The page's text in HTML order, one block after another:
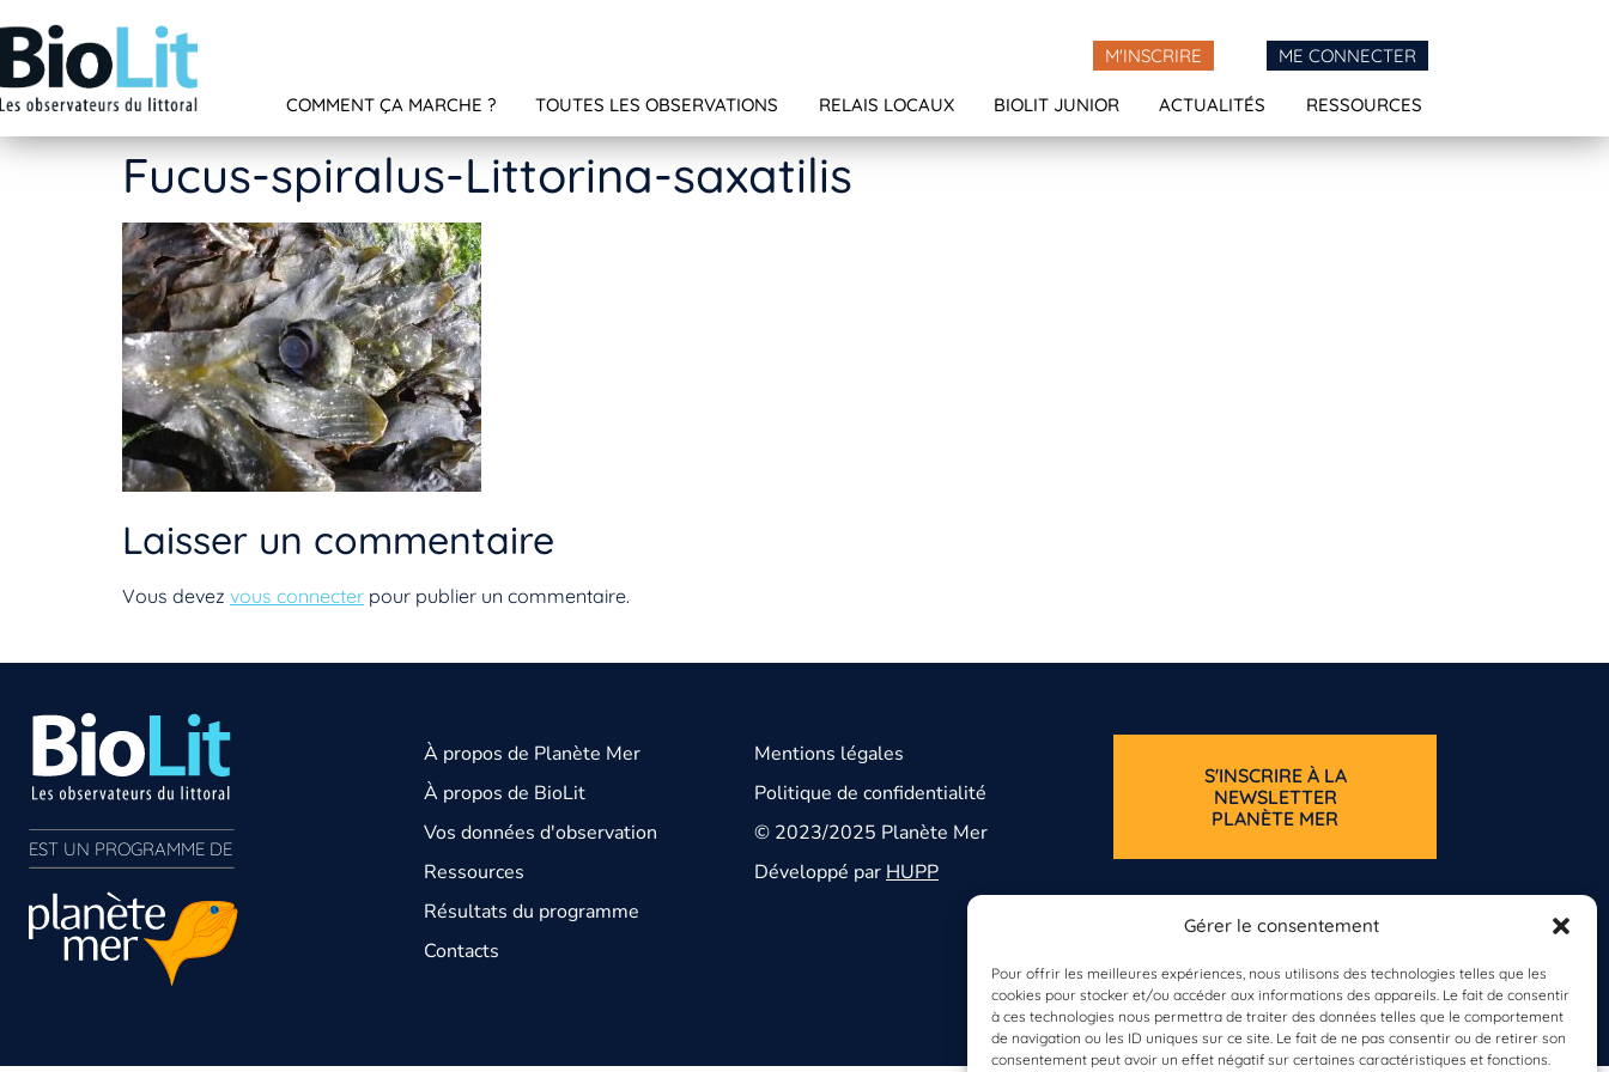
Gérer le consentement
Pour offrir les meilleures expériences, nous utilisons des technologies telles que les
cookies pour stocker et/ou accéder aux informations des appareils. Le fait de consentir
à ces technologies nous permettra de traiter des données telles que le comportement
de navigation ou les ID uniques sur ce site. Le fait de ne pas consentir ou de retirer son
consentement peut avoir un effet négatif sur certaines caractéristiques et fonctions.
M'INSCRIRE ME CONNECTER
COMMENT ÇA MARCHE ? TOUTES LES OBSERVATIONS RELAIS LOCAUX BIOLIT JUNIOR ACTUALITÉS RESSOURCES
Fucus-spiralus-Littorina-saxatilis
Laisser un commentaire
Vous devez vous connecter pour publier un commentaire.
EST UN PROGRAMME DE
À propos de Planète Mer
À propos de BioLit
Vos données d'observation
Ressources
Résultats du programme
Contacts
Mentions légales
Politique de confidentialité
© 2023/2025 Planète Mer
Développé par HUPP
S'INSCRIRE À LA
NEWSLETTER
PLANÈTE MER